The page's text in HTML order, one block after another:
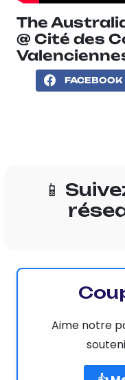
The
@ Cité des
FACEBOOK
📱
Aime notre